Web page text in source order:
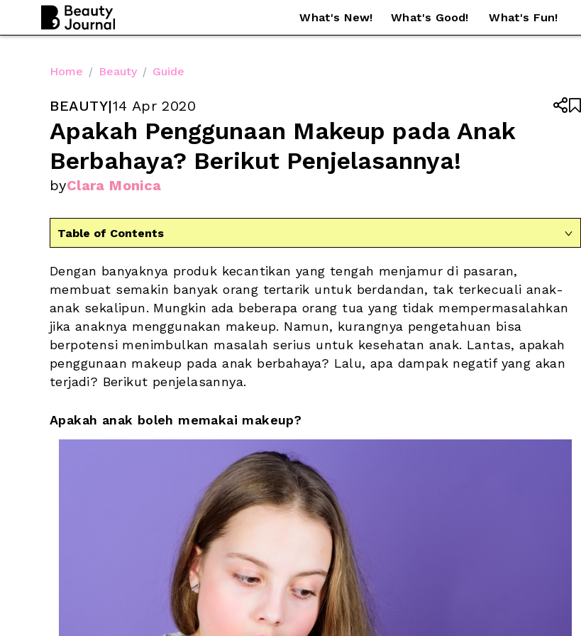
What's New! What's Good! What's Fun!
Home / Beauty / Guide
BEAUTY|14 Apr 2020
Apakah Penggunaan Makeup pada Anak
Berbahaya? Berikut Penjelasannya!
byClara Monica


Table of Contents 
Dengan banyaknya produk kecantikan yang tengah menjamur di pasaran,
membuat semakin banyak orang tertarik untuk berdandan, tak terkecuali anak-
anak sekalipun. Mungkin ada beberapa orang tua yang tidak mempermasalahkan
jika anaknya menggunakan makeup. Namun, kurangnya pengetahuan bisa
berpotensi menimbulkan masalah serius untuk kesehatan anak. Lantas, apakah
penggunaan makeup pada anak berbahaya? Lalu, apa dampak negatif yang akan
terjadi? Berikut penjelasannya.
Apakah anak boleh memakai makeup?